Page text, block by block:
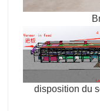
disposition du